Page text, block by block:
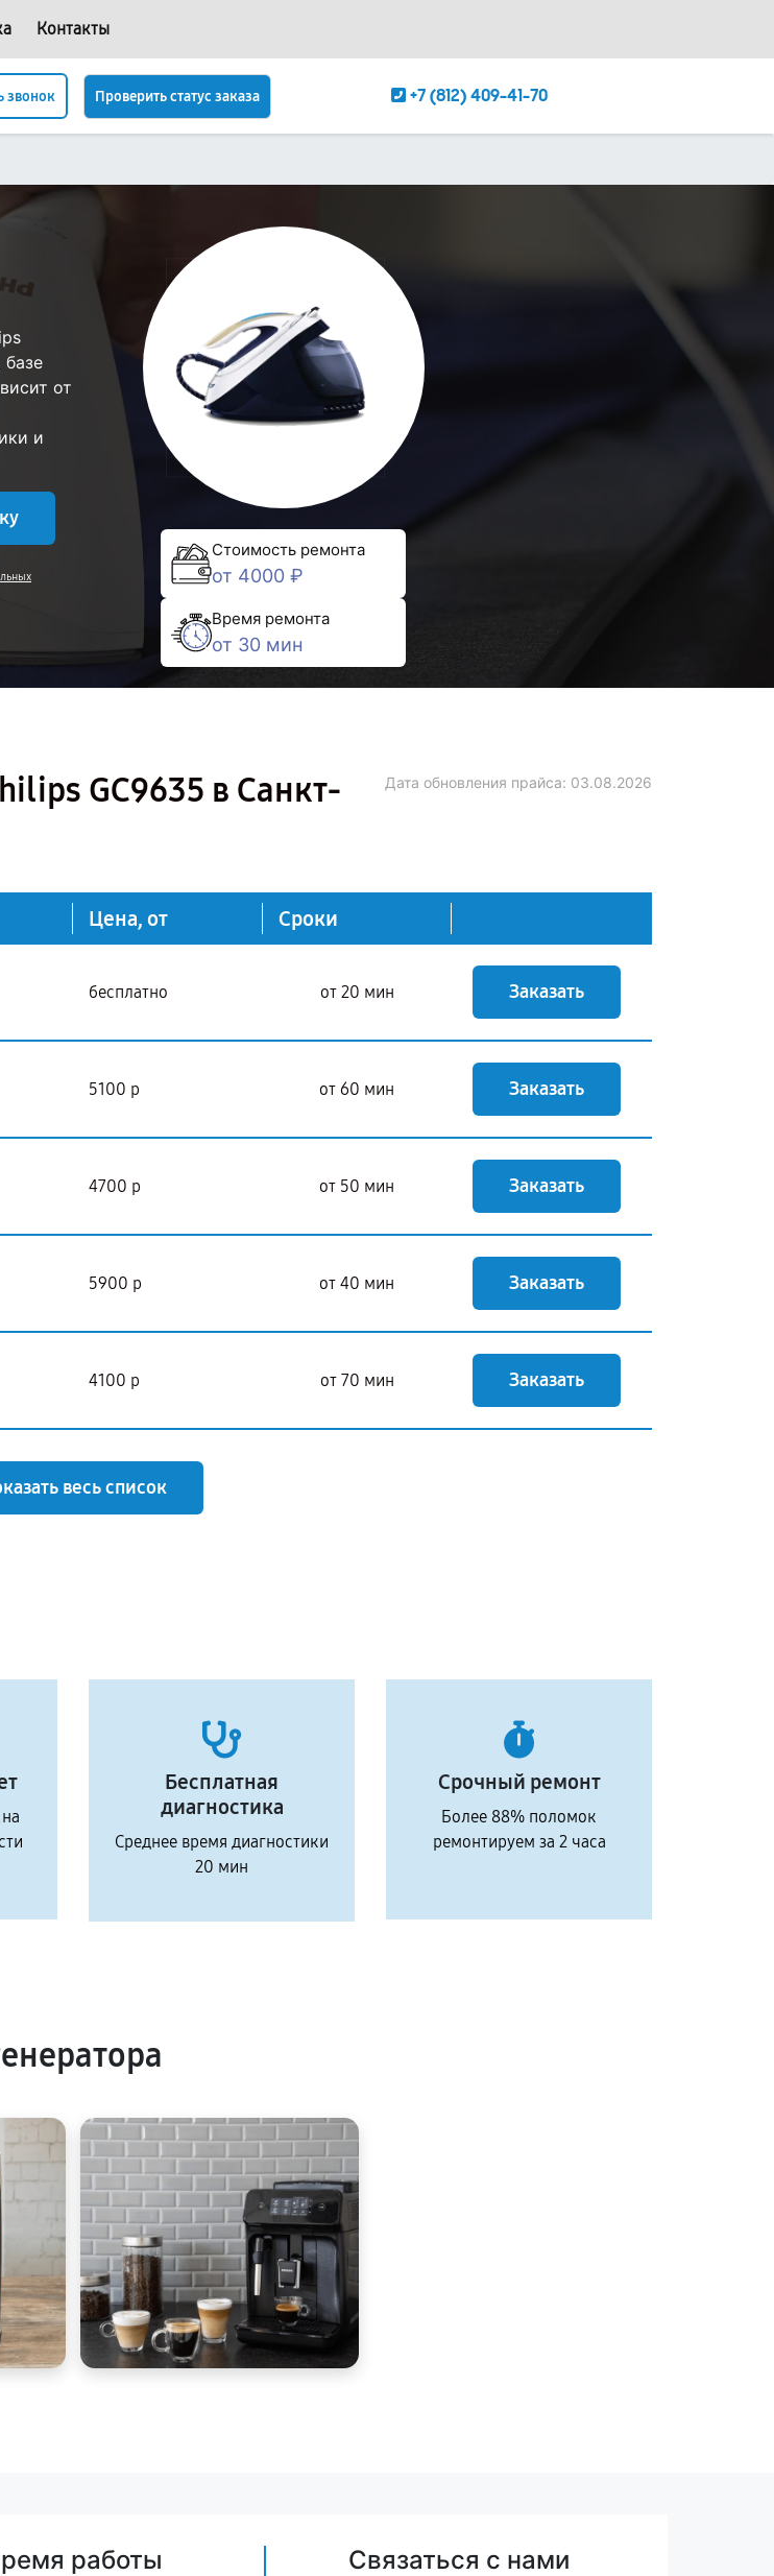
Контакты
звонок Проверить статус заказа +7 (812) 409-41-70
от
и
Стоимость ремонта
от 4000 ₽
Время ремонта
от 30 мин
GC9635 в Санкт-
Дата обновления прайса: 03.08.2026
Цена, от Сроки
бесплатно от 20 мин Заказать
5100 р от 60 мин Заказать
4700 р от 50 мин Заказать
5900 р от 40 мин Заказать
4100 р от 70 мин Заказать
весь список
Бесплатная
диагностика
Среднее время диагностики
20 мин
Срочный ремонт
Более 88% поломок
ремонтируем за 2 часа
работы Связаться с нами